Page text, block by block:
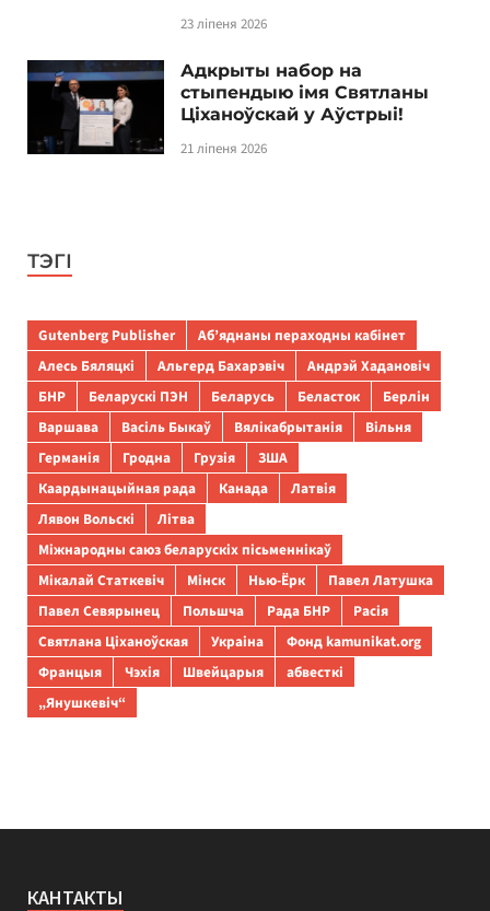
23 ліпеня 2026
Адкрыты набор на
стыпендыю імя Святланы
Ціханоўскай у Аўстрыі!
21 ліпеня 2026
ТЭГІ
Gutenberg Publisher
Аб’яднаны пераходны кабінет
Алесь Бяляцкі
Альгерд Бахарэвіч
Андрэй Хадановіч
БНР
Беларускі ПЭН Беларусь Беласток
Берлін
Варшава
Васіль Быкаў Вялікабрытанія
Вільня
Германія
Гродна Грузія
ЗША
Каардынацыйная рада
Канада
Латвія
Лявон Вольскі
Літва
Міжнародны саюз беларускіх пісьменнікаў
Мікалай Статкевіч
Мінск Нью-Ёрк
Павел Латушка
Павел Севярынец
Польшча Рада БНР
Расія
Святлана Ціханоўская
Украіна
Фонд kamunikat.org
Францыя
Чэхія Швейцарыя
абвесткі
„Янушкевіч“
КАНТАКТЫ